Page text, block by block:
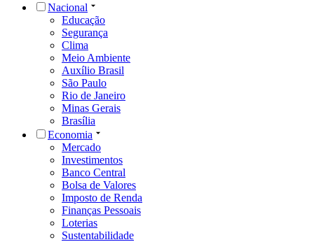
Nacional
Educação
Segurança
Clima
Meio Ambiente
Auxílio Brasil
São Paulo
Rio de Janeiro
Minas Gerais
Brasília
Economia
Mercado
Investimentos
Banco Central
Bolsa de Valores
Imposto de Renda
Finanças Pessoais
Loterias
Sustentabilidade